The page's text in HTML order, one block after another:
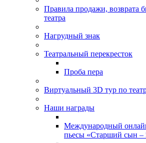
Правила продажи, возврата
театра
Нагрудный знак
Театральный перекресток
Проба пера
Виртуальный 3D тур по
Наши награды
Международный
пьесы «Старший сын –